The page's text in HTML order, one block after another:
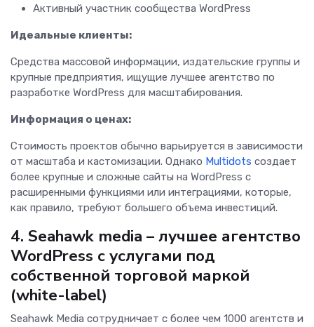
Активный участник сообщества WordPress
Идеальные клиенты:
Средства массовой информации, издательские группы и
крупные предприятия, ищущие лучшее агентство по
разработке WordPress для масштабирования.
Информация о ценах:
Стоимость проектов обычно варьируется в зависимости
от масштаба и кастомизации. Однако Multidots создает
более крупные и сложные сайты на WordPress с
расширенными функциями или интеграциями, которые,
как правило, требуют большего объема инвестиций.
4. Seahawk media – лучшее агентство
WordPress с услугами под
собственной торговой маркой
(white-label)
Seahawk Media сотрудничает с более чем 1000 агентств и